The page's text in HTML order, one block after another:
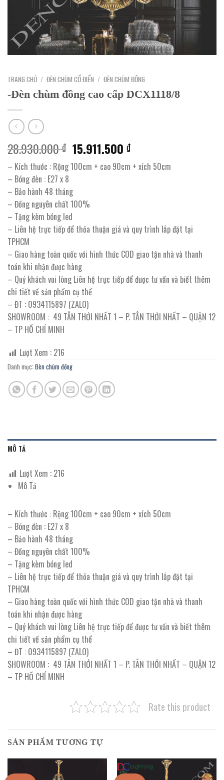
TRANG CHỦ / ĐÈN CHÙM CỔ ĐIỂN / ĐÈN CHÙM ĐỒNG
-Đèn chùm đồng cao cấp DCX1118/8
28.930.000₫ Giá
gốc
là:
15.911.500₫Giá
hiện
tại
– Kích thước : Rộng 100cm + cao 90cm + xích 50cm
– Bóng đèn : E27 x 8
– Bảo hành 48 tháng
– Đồng nguyên chất 100%
– Tặng kèm bóng led
– Liên hệ trực tiếp để thỏa thuận giá và quy trình lắp đặt tại
TPHCM
– Giao hàng toàn quốc với hình thức COD giao tận nhà và thanh
toán khi nhận được hàng
– Quý khách vui lòng Liên hệ trực tiếp để được tư vấn và biết thêm
chi tiết về sản phẩm cụ thể
– ĐT : 0934115897 (ZALO)
SHOWROOM : 49 TÂN THỚI NHẤT 1 – P. TÂN THỚI NHẤT – QUẬN 12
– TP HỒ CHÍ MINH
Lượt Xem : 216
Danh mục: Đèn chùm đồng
MÔ TẢ
Lượt Xem : 216
Mô Tả
– Kích thước : Rộng 100cm + cao 90cm + xích 50cm
– Bóng đèn : E27 x 8
– Bảo hành 48 tháng
– Đồng nguyên chất 100%
– Tặng kèm bóng led
– Liên hệ trực tiếp để thỏa thuận giá và quy trình lắp đặt tại
TPHCM
– Giao hàng toàn quốc với hình thức COD giao tận nhà và thanh
toán khi nhận được hàng
– Quý khách vui lòng Liên hệ trực tiếp để được tư vấn và biết thêm
chi tiết về sản phẩm cụ thể
– ĐT : 0934115897 (ZALO)
SHOWROOM : 49 TÂN THỚI NHẤT 1 – P. TÂN THỚI NHẤT – QUẬN 12
– TP HỒ CHÍ MINH
Rate this product
SẢN PHẨM TƯƠNG TỰ